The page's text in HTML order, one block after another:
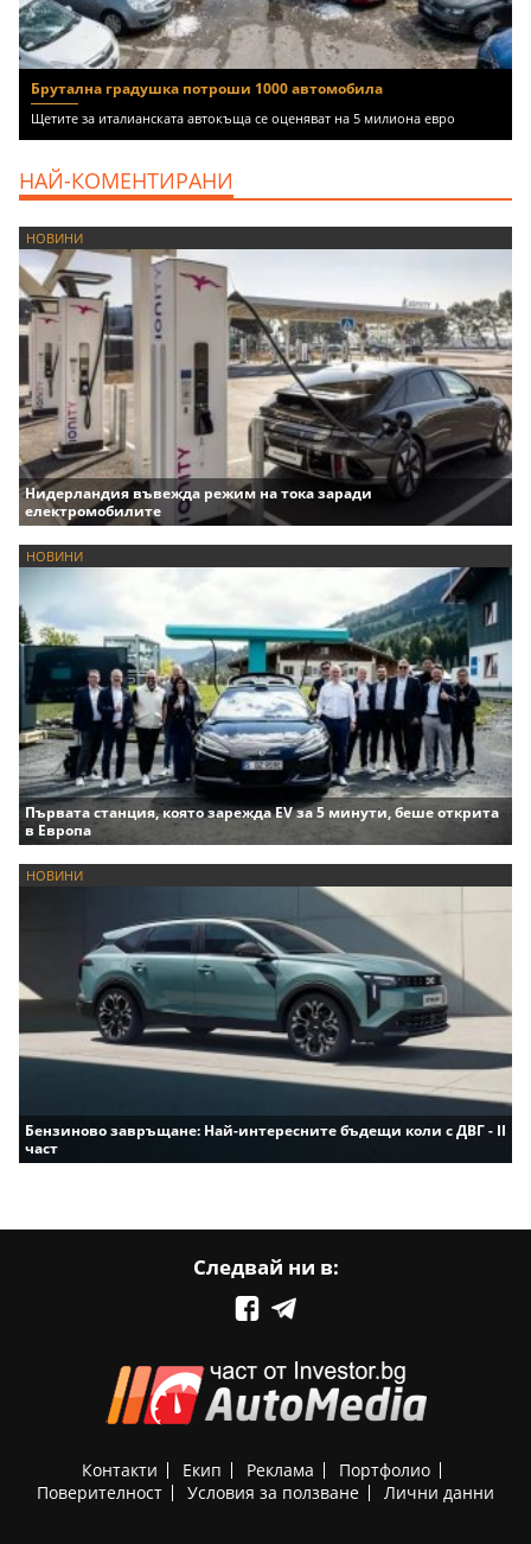
Брутална градушка потроши 1000 автомобила
Щетите за италианската автокъща се оценяват на 5 милиона евро
НАЙ-КОМЕНТИРАНИ
НОВИНИ
Нидерландия въвежда режим на тока заради
електромобилите
НОВИНИ
Първата станция, която зарежда EV за 5 минути, беше открита
в Европа
НОВИНИ
Бензиново завръщане: Най-интересните бъдещи коли с ДВГ - II
част
Следвай ни в:
Контакти Екип Реклама
Портфолио
Поверителност
Условия за ползване Лични данни